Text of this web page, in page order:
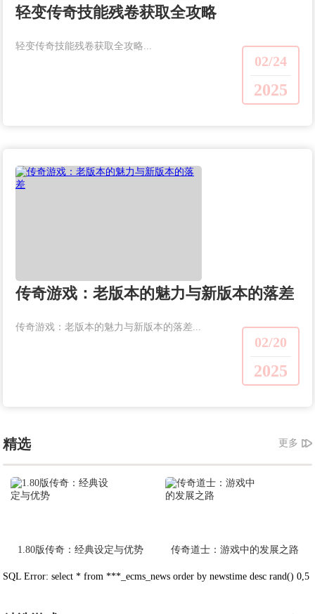
轻变传奇技能残卷获取全攻略
02/24
2025
轻变传奇技能残卷获取全攻略...
传奇游戏：老版本的魅力与新版本的落差
02/20
2025
传奇游戏：老版本的魅力与新版本的落差...
精选 更多
1.80版传奇：经典设定与优势 传奇道士：游戏中的发展之路
SQL Error: select * from ***_ecms_news order by newstime desc rand() 0,5